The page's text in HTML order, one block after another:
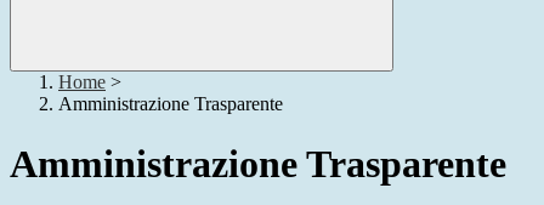
Home >
Amministrazione Trasparente
Amministrazione Trasparente